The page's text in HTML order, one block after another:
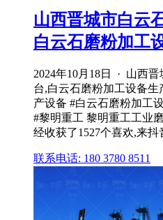
山西晋城市白云
白云石磨粉加工
2024年10月18日 · 山西
台,白云石磨粉加工设备
产设备 #白云石磨粉加工
#黎明重工 黎明重工工业
经收获了1527个喜欢,来抖
联系电话: 180 3780 8511